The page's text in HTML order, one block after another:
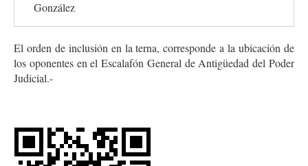
González
El orden de inclusión en la terna, corresponde a la ubicación de
los oponentes en el Escalafón General de Antigüedad del Poder
Judicial.-